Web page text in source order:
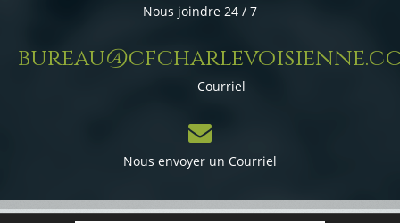
Nous joindre 24 / 7
Courriel
Nous envoyer un Courriel